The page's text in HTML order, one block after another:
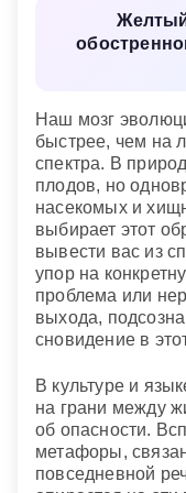
(бытовых
Наш мозг
быстрее, чем на
спектра. В
плодов, но
насекомых и
выбирает этот
вывести вас из
упор на
проблема или
выхода,
сновидение в
В культуре и
на грани между
об опасности.
метафоры,
повседневной